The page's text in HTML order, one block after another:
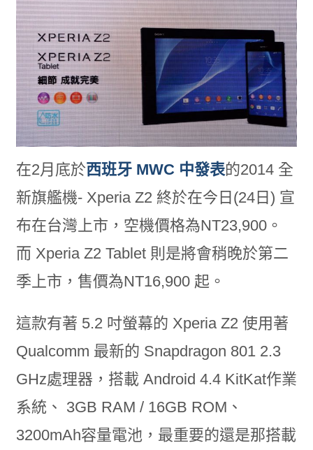
在2月底於西班牙 MWC 中發表的2014 全
新旗艦機- Xperia Z2 終於在今日(24日) 宣
布在台灣上市，空機價格為NT23,900。
而 Xperia Z2 Tablet 則是將會稍晚於第二
季上市，售價為NT16,900 起。
這款有著 5.2 吋螢幕的 Xperia Z2 使用著
Qualcomm 最新的 Snapdragon 801 2.3
GHz處理器，搭載 Android 4.4 KitKat作業
系統、 3GB RAM / 16GB ROM、
3200mAh容量電池，最重要的還是那搭載